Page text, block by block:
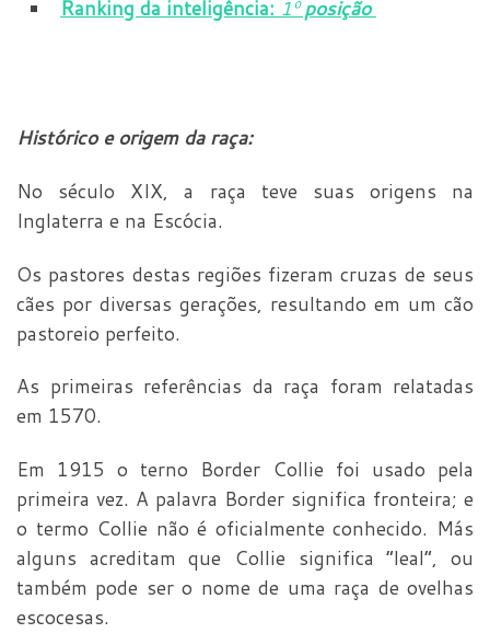
Ranking da inteligência: 1ºposição
Histórico e origem da raça:
No século XIX, a raça teve suas origens na
Inglaterra e na Escócia.
Os pastores destas regiões fizeram cruzas de seus
cães por diversas gerações, resultando em um cão
pastoreio perfeito.
As primeiras referências da raça foram relatadas
em 1570.
Em 1915 o terno Border Collie foi usado pela
primeira vez. A palavra Border significa fronteira; e
o termo Collie não é oficialmente conhecido. Más
alguns acreditam que Collie significa “leal”, ou
também pode ser o nome de uma raça de ovelhas
escocesas.